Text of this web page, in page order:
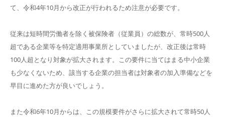
て、令和4年10月から改正が行われるため注意が必要です。
従来は短時間労働者を除く被保険者（従業員）の総数が、常時500人
超である企業等を特定適用事業所としていましたが、改正後は常時
100人超となり対象が拡大されます。この要件に当てはまる中小企業
も少なくないため、該当する企業の担当者は対象者の加入準備などを
早目に進めた方が良いでしょう。
また令和6年10月からは、この規模要件がさらに拡大されて常時50人